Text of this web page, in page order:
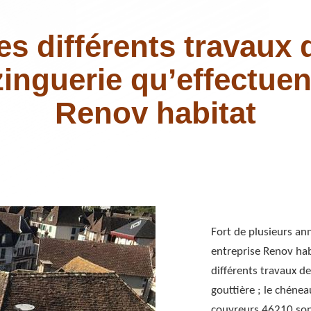
différents travaux
Renov habitat
Fort de plusieurs
entreprise Renov
différents travaux
gouttière ; le